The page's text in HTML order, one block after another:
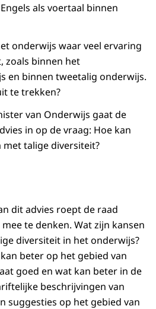
als voertaal binnen
onderwijs waar veel ervaring
zoals binnen het
en binnen tweetalig onderwijs.
te trekken?
van Onderwijs gaat de
in op de vraag: Hoe kan
talige diversiteit?
dit advies roept de raad
te denken. Wat zijn kansen
diversiteit in het onderwijs?
beter op het gebied van
goed en wat kan beter in de
beschrijvingen van
suggesties op het gebied van